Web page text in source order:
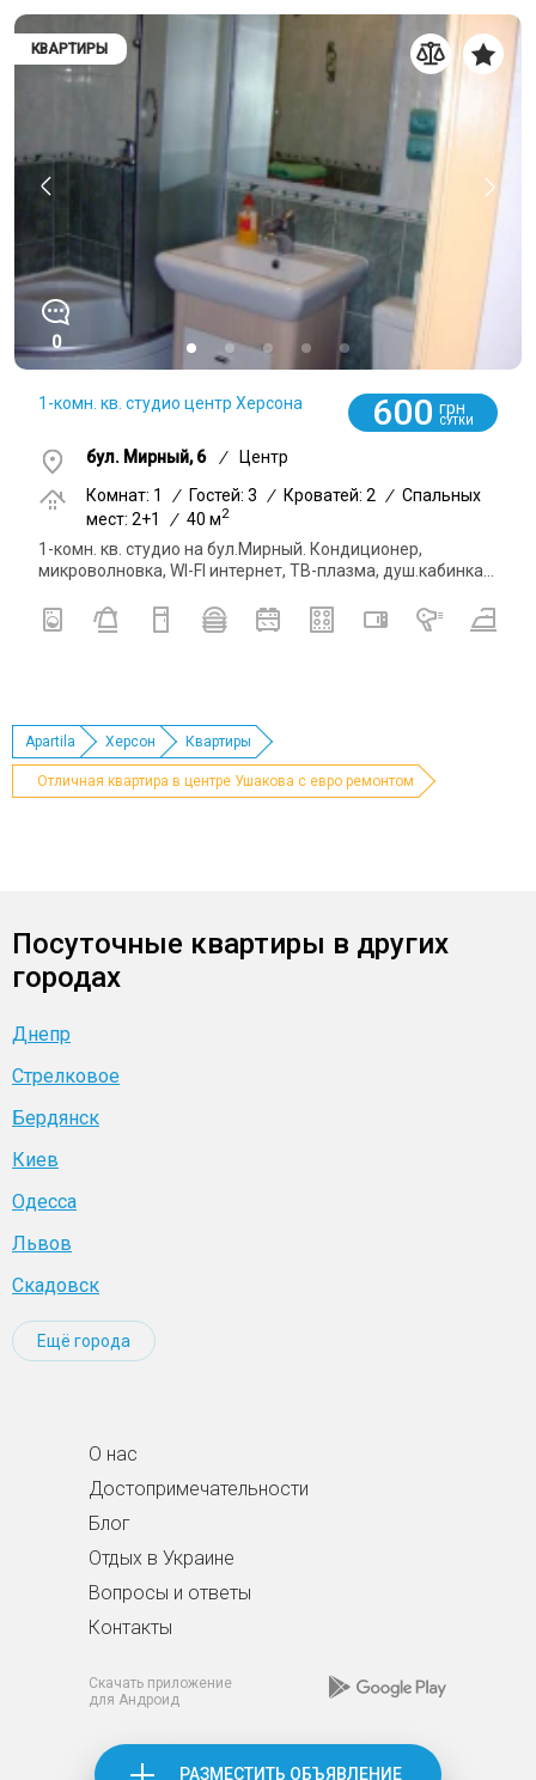
КВАРТИРЫ
0
1-комн. кв. студио центр Херсона 600 грн
СУТКИ
бул. Мирный, 6 /
Центр
Комнат: 1
/ Гостей: 3 / Кроватей: 2 / Спальных
мест: 2+1
/ 40 м2
1-комн. кв. студио на бул.Мирный. Кондиционер,
микроволновка, WI-FI интернет, ТВ-плазма, душ.кабинка...
Apartila Херсон Квартиры
Отличная квартира в центре Ушакова с евро ремонтом
Посуточные квартиры в других
городах
Днепр
Стрелковое
Бердянск
Киев
Одесса
Львов
Скадовск
Ещё города
О нас
Достопримечательности
Блог
Отдых в Украине
Вопросы и ответы
Контакты
Скачать приложение
для Андроид
РАЗМЕСТИТЬ ОБЪЯВЛЕНИЕ